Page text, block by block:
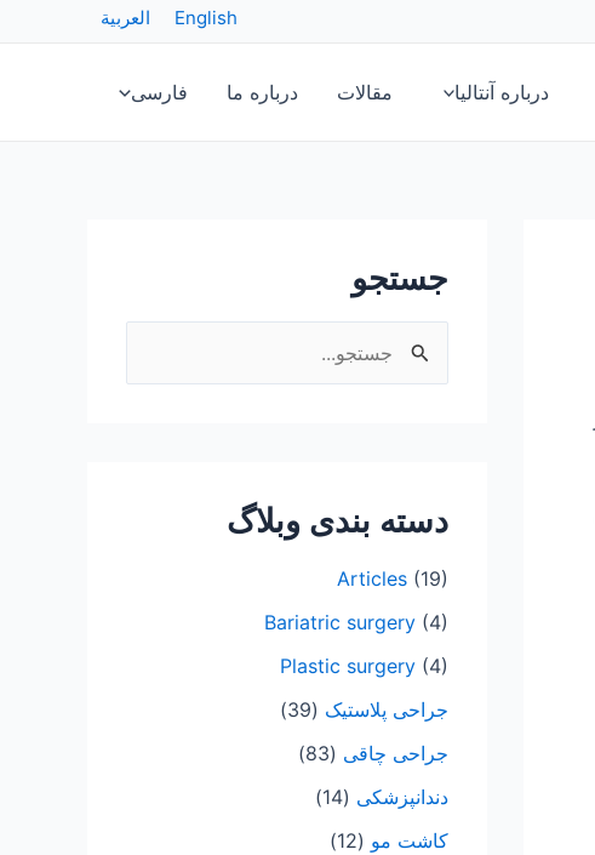
English العربية
درباره آنتالیا مقالات درباره ما فارسی
جستجو
و
ر
ا
ی
:
دسته بندی وبلاگ
Articles (19)
Bariatric surgery (4)
Plastic surgery (4)
جراحی پلاستیک (39)
جراحی چاقی (83)
دندانپزشکی (14)
کاشت مو (12)